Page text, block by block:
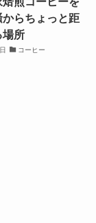
らちょっと距
所
コーヒー